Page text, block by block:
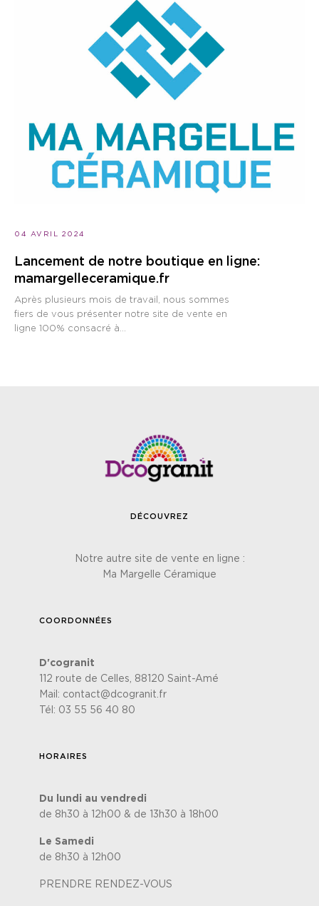
04 AVRIL 2024
Lancement de notre boutique en ligne:
mamargelleceramique.fr
Après plusieurs mois de travail, nous sommes
fiers de vous présenter notre site de vente en
ligne 100% consacré à...
DÉCOUVREZ
Notre autre site de vente en ligne :
Ma Margelle Céramique
COORDONNÉES
D'cogranit
112 route de Celles, 88120 Saint-Amé
Mail: contact@dcogranit.fr
Tél: 03 55 56 40 80
HORAIRES
Du lundi au vendredi
de 8h30 à 12h00 & de 13h30 à 18h00
Le Samedi
de 8h30 à 12h00
PRENDRE RENDEZ-VOUS